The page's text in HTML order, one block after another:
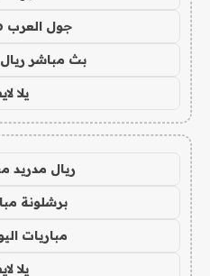
جول العرب goalarab
بث مباشر ريال
يلا
ريال مدريد
برشلونة
مباريات
يلا